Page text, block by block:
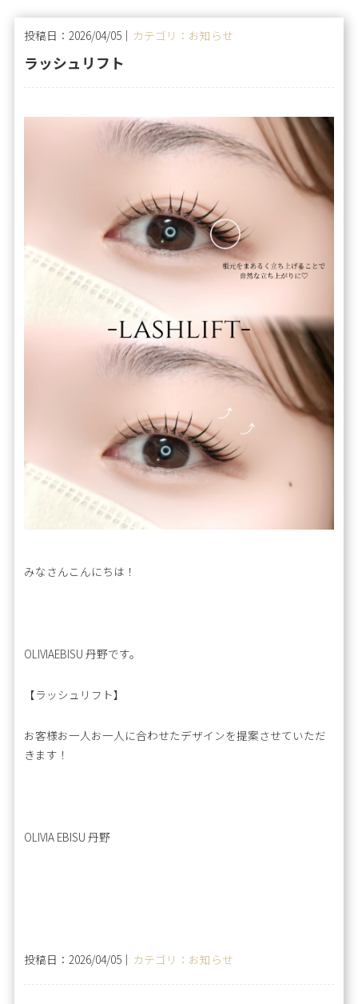
投稿日：2026/04/05｜ カテゴリ：お知らせ
ラッシュリフト
みなさんこんにちは！
OLIVIAEBISU 丹野です。
【ラッシュリフト】
お客様お一人お一人に合わせたデザインを提案させていただ
きます！
OLIVIA EBISU 丹野
投稿日：2026/04/05｜ カテゴリ：お知らせ